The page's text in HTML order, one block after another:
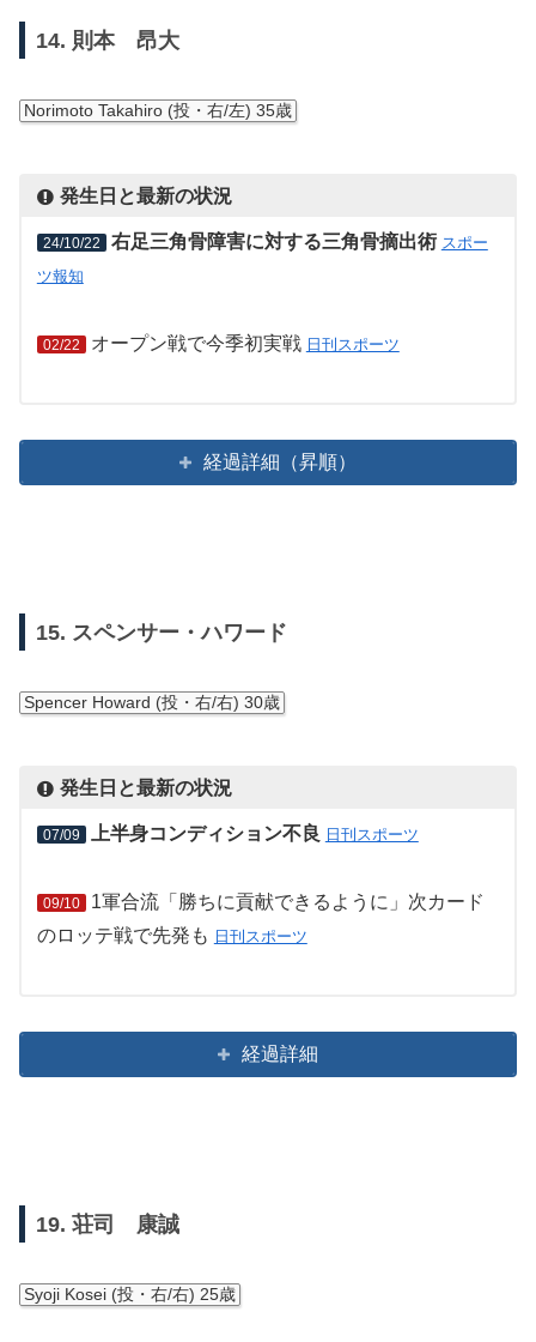
14. 則本 昂大
Norimoto Takahiro (投・右/左) 35歳
発生日と最新の状況
24/10/22 右足三角骨障害に対する三角骨摘出術 スポー
ツ報知
02/22 オープン戦で今季初実戦 日刊スポーツ
経過詳細（昇順）
15. スペンサー・ハワード
Spencer Howard (投・右/右) 30歳
発生日と最新の状況
07/09 上半身コンディション不良 日刊スポーツ
09/10 1軍合流「勝ちに貢献できるように」次カード
のロッテ戦で先発も 日刊スポーツ
経過詳細
19. 荘司 康誠
Syoji Kosei (投・右/右) 25歳